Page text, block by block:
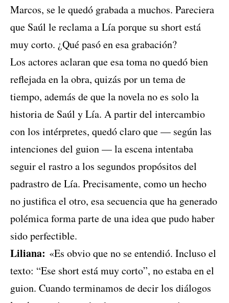
Marcos, se le quedó grabada a muchos. Pareciera
que Saúl le reclama a Lía porque su short está
muy corto. ¿Qué pasó en esa grabación?
Los actores aclaran que esa toma no quedó bien
reflejada en la obra, quizás por un tema de
tiempo, además de que la novela no es solo la
historia de Saúl y Lía. A partir del intercambio
con los intérpretes, quedó claro que — según las
intenciones del guion — la escena intentaba
seguir el rastro a los segundos propósitos del
padrastro de Lía. Precisamente, como un hecho
no justifica el otro, esa secuencia que ha generado
polémica forma parte de una idea que pudo haber
sido perfectible.
Liliana: «Es obvio que no se entendió. Incluso el
texto: “Ese short está muy corto”, no estaba en el
guion. Cuando terminamos de decir los diálogos